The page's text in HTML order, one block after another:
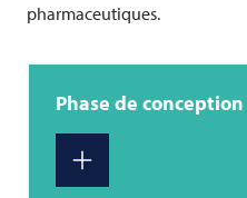
pharmaceutiques.
Phase de conception